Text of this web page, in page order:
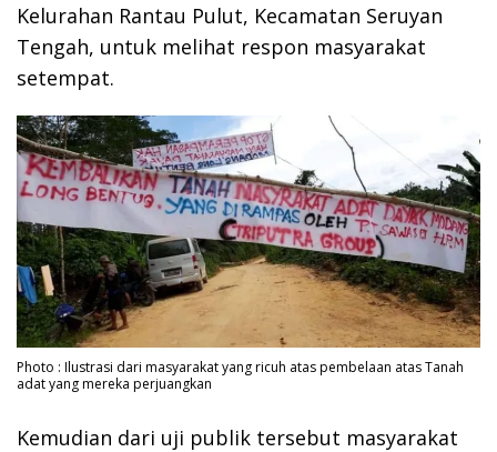
Kelurahan Rantau Pulut, Kecamatan Seruyan
Tengah, untuk melihat respon masyarakat
setempat.
Photo : Ilustrasi dari masyarakat yang ricuh atas pembelaan atas Tanah
adat yang mereka perjuangkan
Kemudian dari uji publik tersebut masyarakat